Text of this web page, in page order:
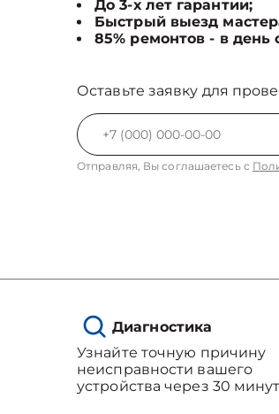
До 3-х лет гарантии;
Быстрый выезд
85% ремонтов - в день
Оставьте заявку для
Отправляя, Вы соглашаетесь с
Диагностика
Узнайте точную причину
неисправности вашего
устройства через 30 минут